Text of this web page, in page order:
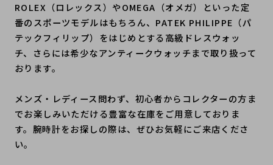
ROLEX（ロレックス）やOMEGA（オメガ）といった定
番のスポーツモデルはもちろん、PATEK PHILIPPE（パ
テックフィリップ）をはじめとする高級ドレスウォッ
チ、さらには希少なアンティークウォッチまで取り扱って
おります。
メンズ・レディース問わず、初心者からコレクターの方ま
でお楽しみいただける豊富な在庫をご用意しておりま
す。腕時計をお探しの際は、ぜひお気軽にご来店くださ
い。